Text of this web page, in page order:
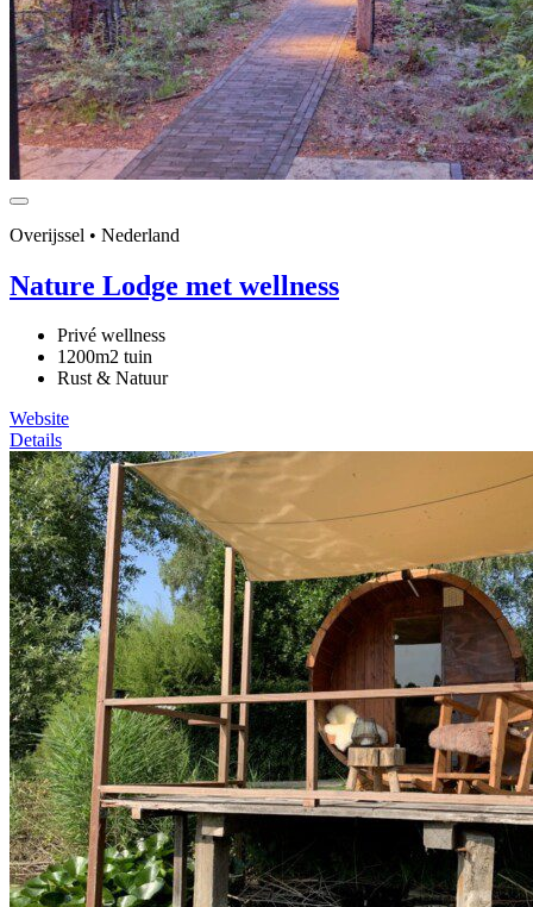
Overijssel • Nederland
Nature Lodge met wellness
Privé wellness
1200m2 tuin
Rust & Natuur
Website
Details